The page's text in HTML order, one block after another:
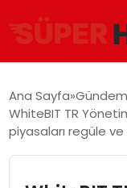
GÜNDEM
Ana Sayfa Gündem
WhiteBIT TR
piyasaları regüle